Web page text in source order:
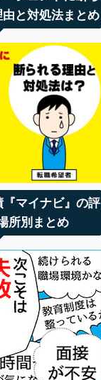
と対処法まとめ
マイナビ』の評
所別まとめ